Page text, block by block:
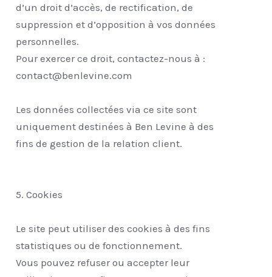
d’un droit d’accès, de rectification, de
suppression et d’opposition à vos données
personnelles.
Pour exercer ce droit, contactez-nous à :
contact@benlevine.com
Les données collectées via ce site sont
uniquement destinées à Ben Levine à des
fins de gestion de la relation client.
5. Cookies
Le site peut utiliser des cookies à des fins
statistiques ou de fonctionnement.
Vous pouvez refuser ou accepter leur